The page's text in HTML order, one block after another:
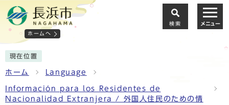
ホームへ
検索 メニュー
現在位置
ホーム Language
Información para los Residentes de
Nacionalidad Extranjera / 外国人住民のための情